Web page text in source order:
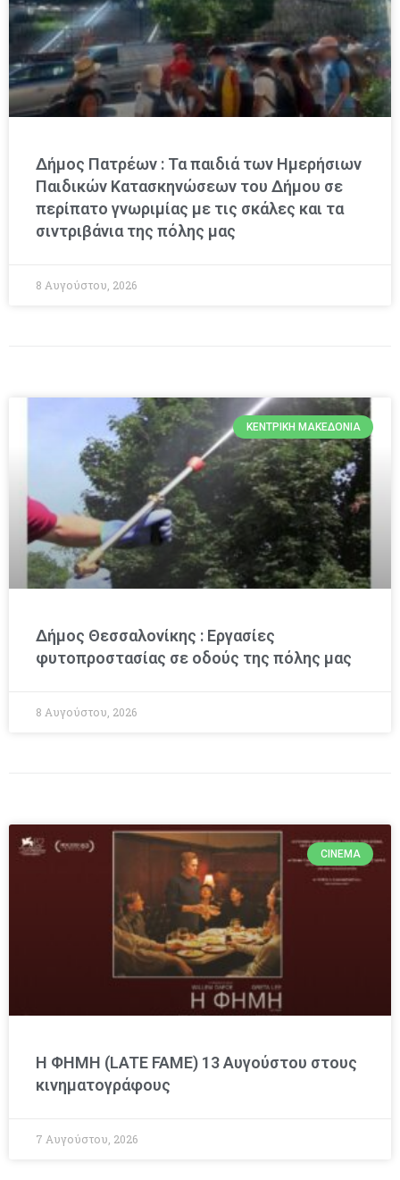
Δήμος Πατρέων : Τα παιδιά των Ημερήσιων
Παιδικών Κατασκηνώσεων του Δήμου σε
περίπατο γνωριμίας με τις σκάλες και τα
σιντριβάνια της πόλης μας
8 Αυγούστου, 2026
ΚΕΝΤΡΙΚΉ ΜΑΚΕΔΟΝΊΑ
Δήμος Θεσσαλονίκης : Εργασίες
φυτοπροστασίας σε οδούς της πόλης μας
8 Αυγούστου, 2026
CINEMA
Η ΦΗΜΗ (LATE FAME) 13 Αυγούστου στους
κινηματογράφους
7 Αυγούστου, 2026